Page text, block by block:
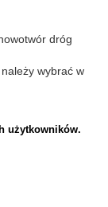
dróg
wybrać w
użytkowników.